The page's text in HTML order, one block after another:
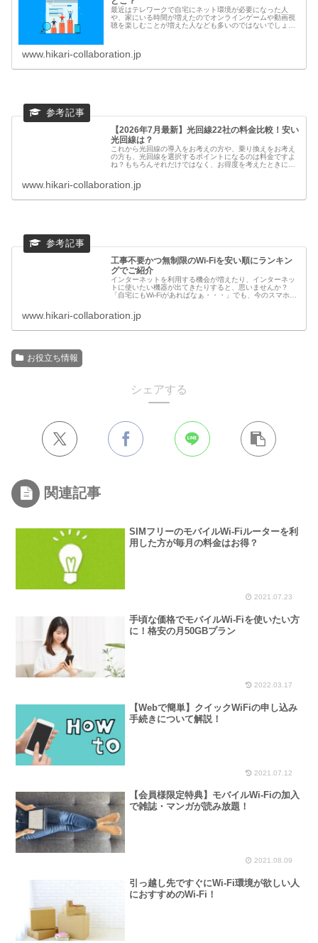
最近はテレワークで自宅にネット環境が必要になった人
や、家にいる時間が増えたのでオンラインゲームや動画視
聴を楽しむことが増えた人なども多いのではないでしょう
www.hikari-collaboration.jp
【2026年7月最新】光回線22社の料金比較！安い
光回線は？
これから光回線の導入をお考えの方や、乗り換えをお考え
の方も、光回線を選択するポイントになるのは料金ですよ
ね？もちろんそれだけではなく、お得度を考えたときに
ータルの費用を考えれば、光回線と特...
www.hikari-collaboration.jp
工事不要かつ無制限のWi-Fiを安い順にランキン
グでご紹介
インターネットを利用する機会が増えたり、インターネッ
トに使いたい機器が出てきたりすると、思いませんか？
「自宅にもWi-Fiがあればなぁ・・・」でも、今のスマホ代
以上は増やしたくないし、光回...
www.hikari-collaboration.jp
お役立ち情報
シェアする
関連記事
SIMフリーのモバイルWi-Fiルーターを利
手頃な価格でモバイルWi-Fiを使いたい方
【Webで簡単】クイックWiFiの申し込み
手続きについて解説！
【会員様限定特典】モバイルWi-Fiの加入
引っ越し先ですぐにWi-Fi環境が欲しい人
におすすめのWi-Fi！